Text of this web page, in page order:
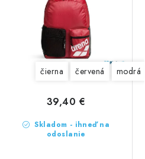
čierna červená modrá
Skladom - ihneď na
odoslanie
39,40 €